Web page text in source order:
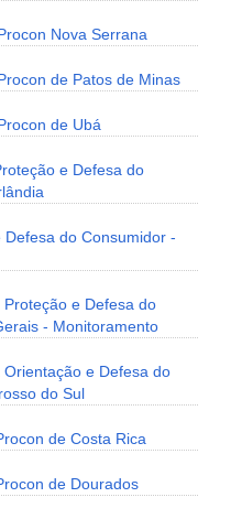
Nova Serrana
de Patos de Minas
de Ubá
e Defesa do
do Consumidor -
e Defesa do
- Monitoramento
e Defesa do
do Sul
de Costa Rica
de Dourados